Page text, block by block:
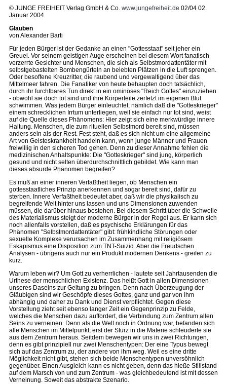
© JUNGE FREIHEIT Verlag GmbH & Co. www.jungefreiheit.de 02/04 02.
Januar 2004
Glauben
von Alexander Barti
Für jeden Bürger ist der Gedanke an einen "Gottesstaat" seit jeher ein
Greuel. Vor seinem geistigen Auge erscheinen bei diesem Wort fanatisch
verzerrte Gesichter und Menschen, die sich als Selbstmordattentäter mit
selbstgebastelten Bombengürteln an belebten Plätzen in die Luft sprengen.
Oder besoffene Kreuzritter, die raubend und vergewaltigend über das
Mittelmeer fahren. Die Fanatiker von heute behaupten doch tatsächlich,
durch ihr furchtbares Tun direkt in ein ominöses "Reich Gottes" einzuziehen
- obwohl sie doch tot sind und ihre Körperteile zerfetzt im eigenen Blut
schwimmen. Was jedem Bürger einleuchtet, nämlich daß die "Gotteskrieger"
einem schrecklichen Irrtum unterliegen, weil sie einfach nur tot sind, weist
auf die Quelle dieses Phänomens: Hier zeigt sich eine merkwürdige innere
Haltung. Menschen, die zum rituellen Selbstmord bereit sind, müssen
anders sein als der Rest. Fest steht, daß es sich nicht um eine allgemeine
Art von Geisteskrankheit handeln kann, wenn junge Männer und Frauen
freiwillig in den sicheren Tod gehen. Denn zu dieser Annahme fehlen die
medizinischen Anhaltspunkte: Die "Gotteskrieger" sind jung, körperlich
gesund und nicht selten überdurchschnittlich gebildet. Wie kann man
dieses absurde Phänomen begreifen?
Es muß an einer inneren Verfaßtheit liegen, ob Menschen ein
gottesstaatliches Prinzip anerkennen und sogar bereit sind, dafür zu
sterben. Innere Verfaßtheit bedeutet aber, daß wir die physikalisch zu
begreifende Welt hinter uns lassen und uns Dimensionen zuwenden
müssen, die darüber hinaus bestehen. Bei diesem Schritt über die Schwelle
des Materialismus steigt der moderne Bürger in der Regel aus. Er kann sich
noch allenfalls vorstellen, daß es psychische Erklärungen für das
Phänomen "Selbstmordattentäter" gibt: frühkindliche Störungen oder
sexuelle Komplexe verursachen im Zusammenhang mit religiösem
Eskapismus eine Disposition zum TNT-Suizid. Aber die Freudschen
Analysen - übrigens auch nur ein Produkt modernen Denkens - greifen zu
kurz.
Warum leben wir? Um Gott zu verherrlichen - lautete seit Jahrtausenden die
Urthese der menschlichen Existenz. Das heißt Gott in allen Dimensionen
unseres Daseins zur Geltung zu bringen. Denn nach Überzeugung der
Gläubigen sind wir Geschöpfe dieses Gottes, ganz und gar von ihm
abhängig und daher zu Dank und Dienst verpflichtet. Gegen diese
Vorstellung zieht seit ebenso langer Zeit ein Gegenprinzip zu Felde,
welches die Menschen dazu auffordert, die Verbindung zum Zentrum allen
Seins zu verneinen. Denn als die Welt noch in Ordnung war, befanden sich
alle Menschen im Mittelpunkt; erst der Sturz in die Materie schleuderte sie
aus dem Zentrum heraus. Seitdem bewegen wir uns in zwei Richtungen,
denn es gibt prinzipiell nur zwei Menschentypen: Der eine Typus bewegt
sich auf das Zentrum zu, der andere von ihm weg. Weil es eine dritte
Möglichkeit nicht gibt, stehen sich beide Menschentypen unversöhnlich
gegenüber. Einen Ausgleich kann es nicht geben, denn das hieße Stillstand
auf dem Marsch von und zum Zentrum - was gleichbedeutend ist mit dessen
Verneinung. Soweit das abstrakte Szenario.